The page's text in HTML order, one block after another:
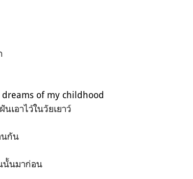
of my childhood
นเอาไว้ในวัยเยาว์
นกัน
นั้นมาก่อน